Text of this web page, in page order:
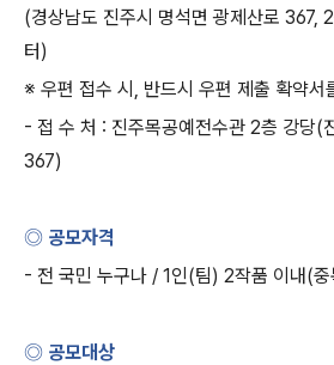
(경상남도 진주시 명석면 광제산로 367, 2
터)
※ 우편 접수 시 , 반드시 우편 제출 확약서
- 접 수 처 : 진주목공예전수관 2층 강당(
367)
◎ 공모자격
- 전 국민 누구나 / 1인(팀) 2작품 이내(
◎ 공모대상